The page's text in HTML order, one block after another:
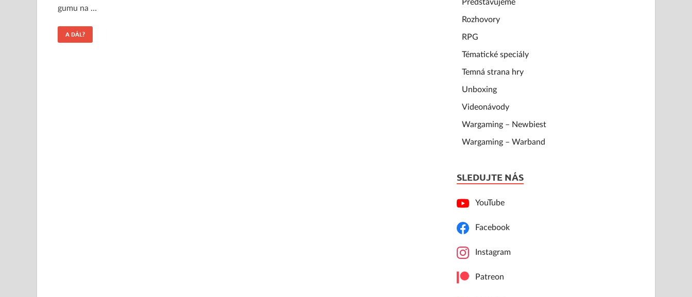
gumu na …
A DÁL?
Představujeme
Rozhovory
RPG
Tématické speciály
Temná strana hry
Unboxing
Videonávody
Wargaming – Newbiest
Wargaming – Warband
SLEDUJTE NÁS
YouTube
Facebook
Instagram
Patreon